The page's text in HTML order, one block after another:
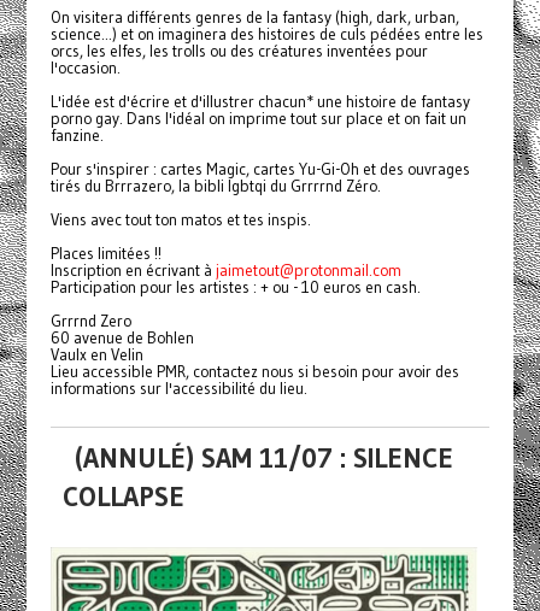
On visitera différents genres de la fantasy (high, dark, urban,
science...) et on imaginera des histoires de culs pédées entre les
orcs, les elfes, les trolls ou des créatures inventées pour
l'occasion.
L'idée est d'écrire et d'illustrer chacun* une histoire de fantasy
porno gay. Dans l'idéal on imprime tout sur place et on fait un
fanzine.
Pour s'inspirer : cartes Magic, cartes Yu-Gi-Oh et des ouvrages
tirés du Brrrazero, la bibli lgbtqi du Grrrrnd Zéro.
Viens avec tout ton matos et tes inspis.
Places limitées !!
Inscription en écrivant à jaimetout@protonmail.com
Participation pour les artistes : + ou - 10 euros en cash.
Grrrnd Zero
60 avenue de Bohlen
Vaulx en Velin
Lieu accessible PMR, contactez nous si besoin pour avoir des
informations sur l'accessibilité du lieu.
(ANNULÉ) SAM 11/07 : SILENCE
COLLAPSE